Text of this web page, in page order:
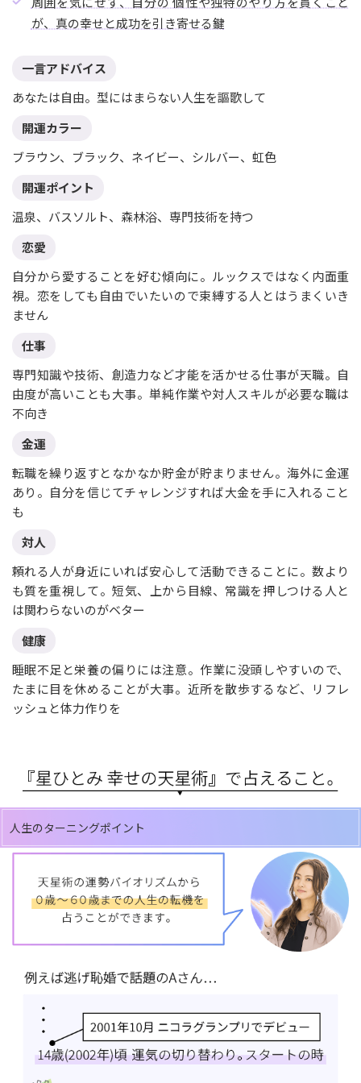
が、真の幸せと成功を引き寄せる鍵
一言アドバイス
あなたは自由。型にはまらない人生を謳歌して
開運カラー
ブラウン、ブラック、ネイビー、シルバー、虹色
開運ポイント
温泉、バスソルト、森林浴、専門技術を持つ
恋愛
自分から愛することを好む傾向に。ルックスではなく内面重
視。恋をしても自由でいたいので束縛する人とはうまくいき
ません
仕事
専門知識や技術、創造力など才能を活かせる仕事が天職。自
由度が高いことも大事。単純作業や対人スキルが必要な職は
不向き
金運
転職を繰り返すとなかなか貯金が貯まりません。海外に金運
あり。自分を信じてチャレンジすれば大金を手に入れること
も
対人
頼れる人が身近にいれば安心して活動できることに。数より
も質を重視して。短気、上から目線、常識を押しつける人と
は関わらないのがベター
健康
睡眠不足と栄養の偏りには注意。作業に没頭しやすいので、
たまに目を休めることが大事。近所を散歩するなど、リフレ
ッシュと体力作りを
人生のターニングポイント